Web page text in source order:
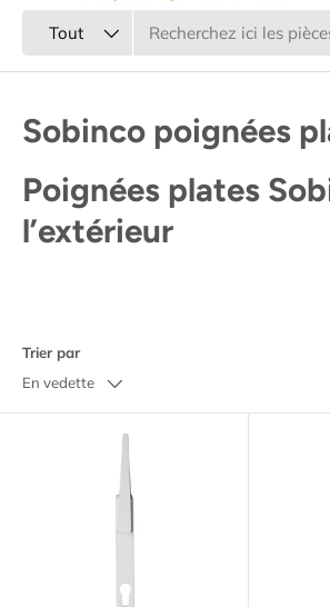
Tout
Sobinco poignées
Poignées plates
l’extérieur
Trier par
En vedette